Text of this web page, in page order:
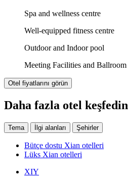
Spa and wellness centre
Well-equipped fitness centre
Outdoor and Indoor pool
Meeting Facilities and Ballroom
Otel fiyatlarını görün
Daha fazla otel keşfedin
Tema İlgi alanları Şehirler
Bütçe dostu Xian otelleri
Lüks Xian otelleri
XIY